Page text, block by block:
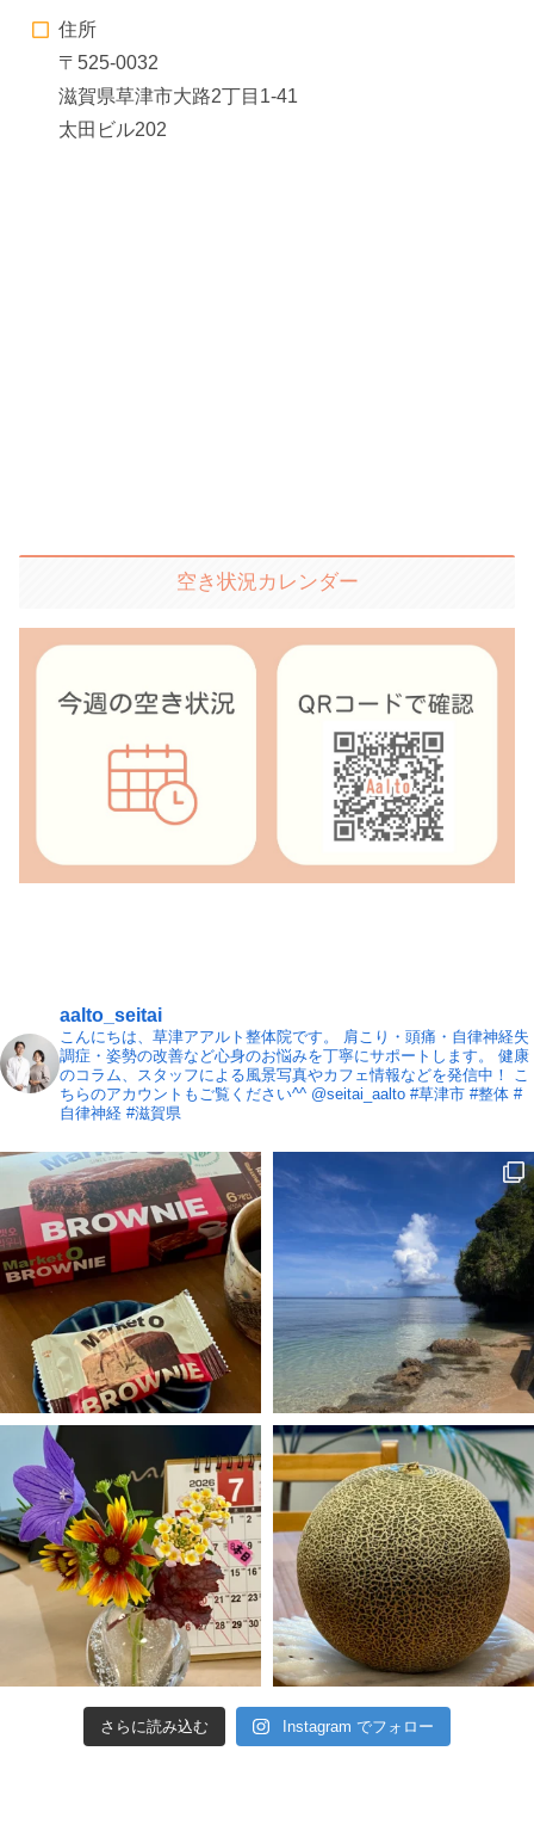
住所
〒525-0032
滋賀県草津市大路2丁目1-41
太田ビル202
空き状況カレンダー
aalto_seitai
こんにちは、草津アアルト整体院です。
肩こり・頭痛・自律神経失
調症・姿勢の改善など心身のお悩みを丁寧にサポートします。
健康
のコラム、スタッフによる風景写真やカフェ情報などを発信中！
こ
ちらのアカウントもご覧ください^^ @seitai_aalto #草津市 #整体 #
自律神経 #滋賀県
さらに読み込む Instagram でフォロー